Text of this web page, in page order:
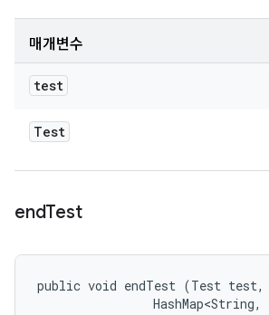
매개변수
test
Test
endTest
public void endTest (Test test,